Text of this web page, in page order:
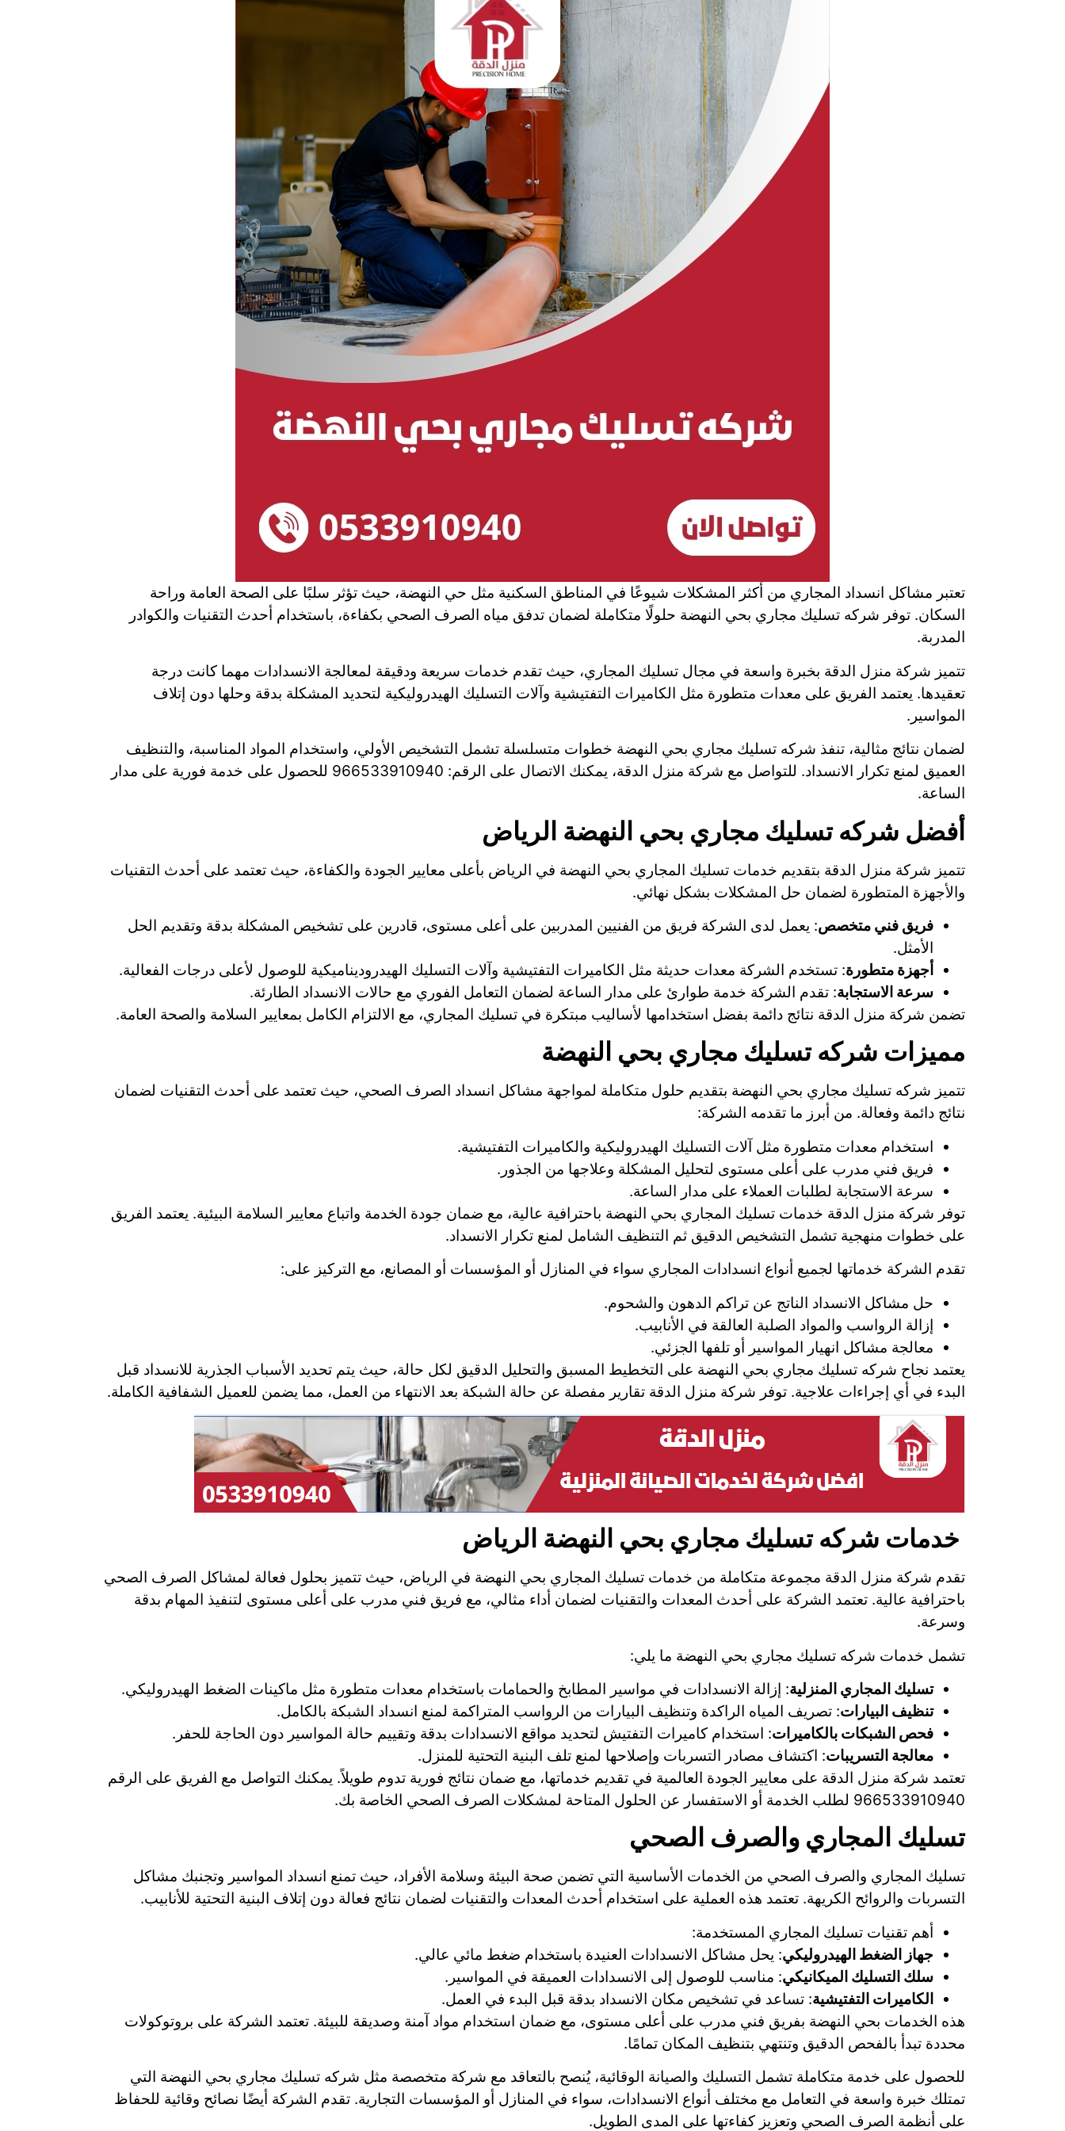
تعتبر مشاكل انسداد المجاري من أكثر المشكلات شيوعًا في المناطق السكنية مثل حي النهضة، حيث تؤثر سلبًا على الصحة العامة وراحة
السكان. توفر شركه تسليك مجاري بحي النهضة حلولًا متكاملة لضمان تدفق مياه الصرف الصحي بكفاءة، باستخدام أحدث التقنيات والكوادر
المدربة.
تتميز شركة منزل الدقة بخبرة واسعة في مجال تسليك المجاري، حيث تقدم خدمات سريعة ودقيقة لمعالجة الانسدادات مهما كانت درجة
تعقيدها. يعتمد الفريق على معدات متطورة مثل الكاميرات التفتيشية وآلات التسليك الهيدروليكية لتحديد المشكلة بدقة وحلها دون إتلاف
المواسير.
لضمان نتائج مثالية، تنفذ شركه تسليك مجاري بحي النهضة خطوات متسلسلة تشمل التشخيص الأولي، واستخدام المواد المناسبة، والتنظيف
العميق لمنع تكرار الانسداد. للتواصل مع شركة منزل الدقة، يمكنك الاتصال على الرقم: 966533910940 للحصول على خدمة فورية على مدار
الساعة.
أفضل شركه تسليك مجاري بحي النهضة الرياض
تتميز شركة منزل الدقة بتقديم خدمات تسليك المجاري بحي النهضة في الرياض بأعلى معايير الجودة والكفاءة، حيث تعتمد على أحدث التقنيات
والأجهزة المتطورة لضمان حل المشكلات بشكل نهائي.
فريق فني متخصص: يعمل لدى الشركة فريق من الفنيين المدربين على أعلى مستوى، قادرين على تشخيص المشكلة بدقة وتقديم الحل
الأمثل.
أجهزة متطورة: تستخدم الشركة معدات حديثة مثل الكاميرات التفتيشية وآلات التسليك الهيدروديناميكية للوصول لأعلى درجات الفعالية.
سرعة الاستجابة: تقدم الشركة خدمة طوارئ على مدار الساعة لضمان التعامل الفوري مع حالات الانسداد الطارئة.
تضمن شركة منزل الدقة نتائج دائمة بفضل استخدامها لأساليب مبتكرة في تسليك المجاري، مع الالتزام الكامل بمعايير السلامة والصحة العامة.
مميزات شركه تسليك مجاري بحي النهضة
تتميز شركه تسليك مجاري بحي النهضة بتقديم حلول متكاملة لمواجهة مشاكل انسداد الصرف الصحي، حيث تعتمد على أحدث التقنيات لضمان
نتائج دائمة وفعالة. من أبرز ما تقدمه الشركة:
استخدام معدات متطورة مثل آلات التسليك الهيدروليكية والكاميرات التفتيشية.
فريق فني مدرب على أعلى مستوى لتحليل المشكلة وعلاجها من الجذور.
سرعة الاستجابة لطلبات العملاء على مدار الساعة.
توفر شركة منزل الدقة خدمات تسليك المجاري بحي النهضة باحترافية عالية، مع ضمان جودة الخدمة واتباع معايير السلامة البيئية. يعتمد الفريق
على خطوات منهجية تشمل التشخيص الدقيق ثم التنظيف الشامل لمنع تكرار الانسداد.
تقدم الشركة خدماتها لجميع أنواع انسدادات المجاري سواء في المنازل أو المؤسسات أو المصانع، مع التركيز على:
حل مشاكل الانسداد الناتج عن تراكم الدهون والشحوم.
إزالة الرواسب والمواد الصلبة العالقة في الأنابيب.
معالجة مشاكل انهيار المواسير أو تلفها الجزئي.
يعتمد نجاح شركه تسليك مجاري بحي النهضة على التخطيط المسبق والتحليل الدقيق لكل حالة، حيث يتم تحديد الأسباب الجذرية للانسداد قبل
البدء في أي إجراءات علاجية. توفر شركة منزل الدقة تقارير مفصلة عن حالة الشبكة بعد الانتهاء من العمل، مما يضمن للعميل الشفافية الكاملة.
خدمات شركه تسليك مجاري بحي النهضة الرياض
تقدم شركة منزل الدقة مجموعة متكاملة من خدمات تسليك المجاري بحي النهضة في الرياض، حيث تتميز بحلول فعالة لمشاكل الصرف الصحي
باحترافية عالية. تعتمد الشركة على أحدث المعدات والتقنيات لضمان أداء مثالي، مع فريق فني مدرب على أعلى مستوى لتنفيذ المهام بدقة
وسرعة.
تشمل خدمات شركه تسليك مجاري بحي النهضة ما يلي:
تسليك المجاري المنزلية: إزالة الانسدادات في مواسير المطابخ والحمامات باستخدام معدات متطورة مثل ماكينات الضغط الهيدروليكي.
تنظيف البيارات: تصريف المياه الراكدة وتنظيف البيارات من الرواسب المتراكمة لمنع انسداد الشبكة بالكامل.
فحص الشبكات بالكاميرات: استخدام كاميرات التفتيش لتحديد مواقع الانسدادات بدقة وتقييم حالة المواسير دون الحاجة للحفر.
معالجة التسريبات: اكتشاف مصادر التسربات وإصلاحها لمنع تلف البنية التحتية للمنزل.
تعتمد شركة منزل الدقة على معايير الجودة العالمية في تقديم خدماتها، مع ضمان نتائج فورية تدوم طويلاً. يمكنك التواصل مع الفريق على الرقم
966533910940 لطلب الخدمة أو الاستفسار عن الحلول المتاحة لمشكلات الصرف الصحي الخاصة بك.
تسليك المجاري والصرف الصحي
تسليك المجاري والصرف الصحي من الخدمات الأساسية التي تضمن صحة البيئة وسلامة الأفراد، حيث تمنع انسداد المواسير وتجنبك مشاكل
التسربات والروائح الكريهة. تعتمد هذه العملية على استخدام أحدث المعدات والتقنيات لضمان نتائج فعالة دون إتلاف البنية التحتية للأنابيب.
أهم تقنيات تسليك المجاري المستخدمة:
جهاز الضغط الهيدروليكي: يحل مشاكل الانسدادات العنيدة باستخدام ضغط مائي عالي.
سلك التسليك الميكانيكي: مناسب للوصول إلى الانسدادات العميقة في المواسير.
الكاميرات التفتيشية: تساعد في تشخيص مكان الانسداد بدقة قبل البدء في العمل.
هذه الخدمات بحي النهضة بفريق فني مدرب على أعلى مستوى، مع ضمان استخدام مواد آمنة وصديقة للبيئة. تعتمد الشركة على بروتوكولات
محددة تبدأ بالفحص الدقيق وتنتهي بتنظيف المكان تمامًا.
للحصول على خدمة متكاملة تشمل التسليك والصيانة الوقائية، يُنصح بالتعاقد مع شركة متخصصة مثل شركه تسليك مجاري بحي النهضة التي
تمتلك خبرة واسعة في التعامل مع مختلف أنواع الانسدادات، سواء في المنازل أو المؤسسات التجارية. تقدم الشركة أيضًا نصائح وقائية للحفاظ
على أنظمة الصرف الصحي وتعزيز كفاءتها على المدى الطويل.